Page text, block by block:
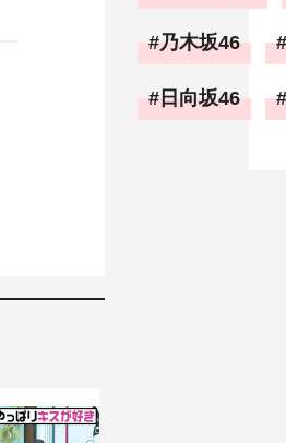
乃木坂46
日向坂46